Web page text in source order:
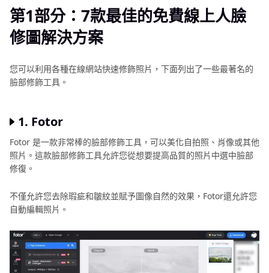
AI
照
編
輯
圖
像
品
質
升
指
南
圖
第2部分：簡易AI工具，助您一鍵修飾面部細節
結論
第1部分：7款最佳的免費線上人臉
修圖解決方案
您可以利用各種在線網站快速修飾照片，下面列出了一些最著名的
臉部修飾工具。
1. Fotor
Fotor 是一款非常棒的臉部修飾工具，可以美化自拍照、肖像或其他
照片。這款臉部修飾工具允許您從想要提高品質的照片中選中臉部
修復。
不僅允許您去除瑕疵和皺紋並賦予圖像自然的效果，Fotor還允許您
自動編輯照片。